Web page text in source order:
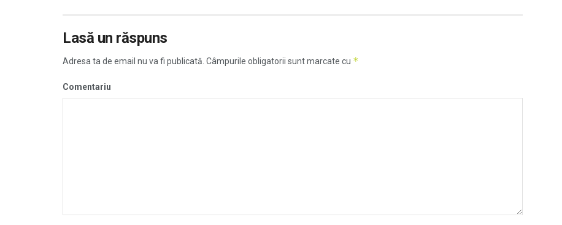
Lasă un răspuns
Adresa ta de email nu va fi publicată. Câmpurile obligatorii sunt marcate cu *
Comentariu